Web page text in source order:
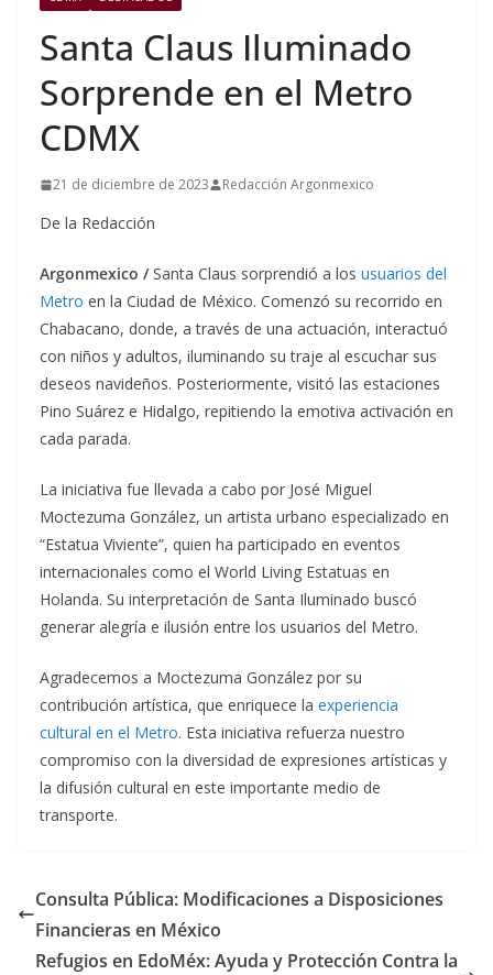
Santa Claus Iluminado
Sorprende en el Metro
CDMX
21 de diciembre de 2023 Redacción Argonmexico
De la Redacción
Argonmexico /Santa Claus sorprendió a los usuarios del
Metro en la Ciudad de México. Comenzó su recorrido en
Chabacano, donde, a través de una actuación, interactuó
con niños y adultos, iluminando su traje al escuchar sus
deseos navideños. Posteriormente, visitó las estaciones
Pino Suárez e Hidalgo, repitiendo la emotiva activación en
cada parada.
La iniciativa fue llevada a cabo por José Miguel
Moctezuma González, un artista urbano especializado en
“Estatua Viviente”, quien ha participado en eventos
internacionales como el World Living Estatuas en
Holanda. Su interpretación de Santa Iluminado buscó
generar alegría e ilusión entre los usuarios del Metro.
Agradecemos a Moctezuma González por su
contribución artística, que enriquece la experiencia
cultural en el Metro. Esta iniciativa refuerza nuestro
compromiso con la diversidad de expresiones artísticas y
la difusión cultural en este importante medio de
transporte.
Consulta Pública: Modificaciones a Disposiciones
Financieras en México
Refugios en EdoMéx: Ayuda y Protección Contra la